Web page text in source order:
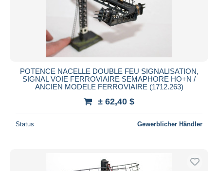
POTENCE NACELLE DOUBLE FEU SIGNALISATION,
SIGNAL VOIE FERROVIAIRE SEMAPHORE HO+N /
ANCIEN MODELE FERROVIAIRE (1712.263)
± 62,40 $
Status Gewerblicher Händler